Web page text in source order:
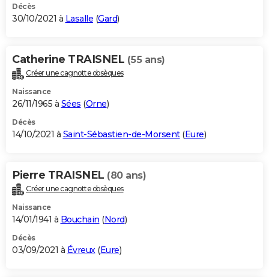
Décès
30/10/2021 à Lasalle (Gard)
Catherine TRAISNEL (55 ans)
Créer une cagnotte obsèques
Naissance
26/11/1965 à Sées (Orne)
Décès
14/10/2021 à Saint-Sébastien-de-Morsent(Eure)
Pierre TRAISNEL (80 ans)
Créer une cagnotte obsèques
Naissance
14/01/1941 à Bouchain (Nord)
Décès
03/09/2021 à Évreux(Eure)